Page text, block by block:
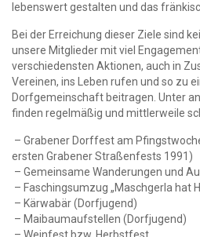
lebenswert gestalten und das
Bei der Erreichung dieser Ziele sind
unsere Mitglieder mit viel
verschiedensten Aktionen, auch in
Vereinen, ins Leben rufen und so zu
Dorfgemeinschaft beitragen. Unter
finden regelmäßig und mittlerweile
– Grabener Dorffest am
ersten Grabener Straßenfests 1991)
– Gemeinsame Wanderungen und
– Faschingsumzug „Maschgerla hat
– Kärwabär (Dorfjugend)
– Maibaumaufstellen (Dorfjugend)